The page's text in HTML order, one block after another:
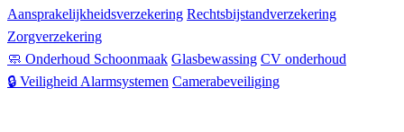
Aansprakelijkheidsverzekering Rechtsbijstandverzekering
Zorgverzekering
🧼 Onderhoud Schoonmaak Glasbewassing CV onderhoud
🔒 Veiligheid Alarmsystemen Camerabeveiliging